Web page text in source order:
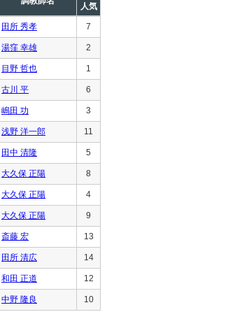
人気
田所 秀孝 7
湯窪 幸雄 2
目野 哲也 1
古川 平 6
嶋田 功 3
浅野 洋一郎 11
田中 清隆 5
大久保 正陽 8
大久保 正陽 4
大久保 正陽 9
斎藤 宏 13
田所 清広 14
和田 正道 12
中野 隆良 10